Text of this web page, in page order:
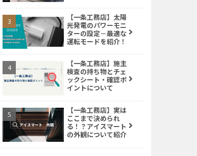
【一条工務店】太陽
光発電のパワーモニ
ターの設定－最適な
運転モードを紹介！
【一条工務店】施主
検査の持ち物とチェ
ックシート・確認ポ
イントについて
【一条工務店】実は
ここまで決められ
る！？アイスマート
の外観について紹介